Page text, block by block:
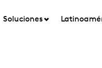
Soluciones